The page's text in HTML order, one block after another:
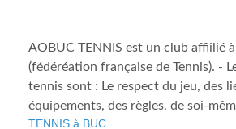
AOBUC TENNIS est un club affiilié
(fédéréation française de Tennis). -
tennis sont : Le respect du jeu, des
équipements, des règles, de soi-
TENNIS à BUC